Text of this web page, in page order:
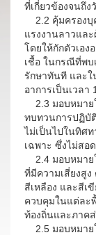
ที่เกี่ยวข้องจนถึง
2.2 คุ้มครองบุ
แรงงานลาวแล
โดยให้กักตัวเอง
เชื้อ ในกรณีที่พบ
รักษาทันที และใ
อาการเป็นเวล
2.3 มอบหมาย
ทบทวนการปฏิบั
ไม่เป็นไปในทิศ
เฉพาะ ซึ่งไม่สอ
2.4 มอบหมาย
ที่มีความเสี่ยงสูง
สีเหลือง และสีเ
ควบคุมในแต่ละ
ท้องถิ่นและภาค
2.5 มอบหมาย